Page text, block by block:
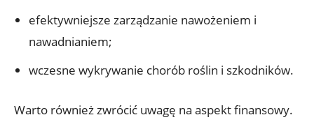
efektywniejsze zarządzanie nawożeniem i
nawadnianiem;
wczesne wykrywanie chorób roślin i szkodników.
Warto również zwrócić uwagę na aspekt finansowy.